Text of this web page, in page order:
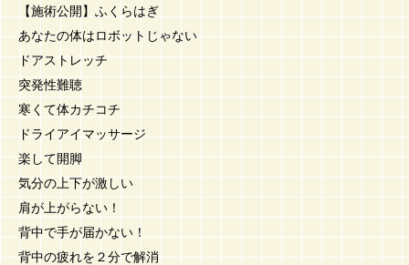
【施術公開】ふくらはぎ
あなたの体はロボットじゃない
ドアストレッチ
突発性難聴
寒くて体カチコチ
ドライアイマッサージ
楽して開脚
気分の上下が激しい
肩が上がらない！
背中で手が届かない！
背中の疲れを２分で解消